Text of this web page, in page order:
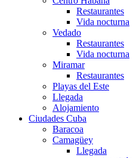
Restaurantes
Vida nocturna
Vedado
Restaurantes
Vida nocturna
Miramar
Restaurantes
Playas del Este
Llegada
Alojamiento
Ciudades Cuba
Baracoa
Camagüey
Llegada